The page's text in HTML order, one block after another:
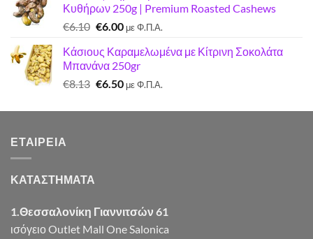
€7.22.είναι:
€7.00.
Κυθήρων 250g | Premium Roasted Cashews
€6.10 Original
was:
€6.10.
€6.00Η
τιμή
είναι:
€6.00.
με Φ.Π.Α.
Κάσιους Καραμελωμένα με Κίτρινη Σοκολάτα
Μπανάνα 250gr
€8.13 Original
was:
€6.50Η
τιμή
με Φ.Π.Α.
ΕΤΑΙΡΕΊΑ
ΚΑΤΑΣΤΗΜΑΤΑ
1.Θεσσαλονίκη Γιαννιτσών 61
ισόγειο Outlet Mall One Salonica